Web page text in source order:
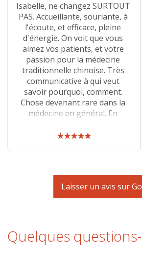
Isabelle, ne changez SURTOUT
PAS. Accueillante, souriante, à
l'écoute, et efficace, pleine
d'énergie. On voit que vous
aimez vos patients, et votre
passion pour la médecine
traditionnelle chinoise. Très
communicative à qui veut
savoir pourquoi, comment.
Chose devenant rare dans la
médecine en général. En
sens pas comme un numéro,
★★★★★
Laisser un avis sur
Quelques